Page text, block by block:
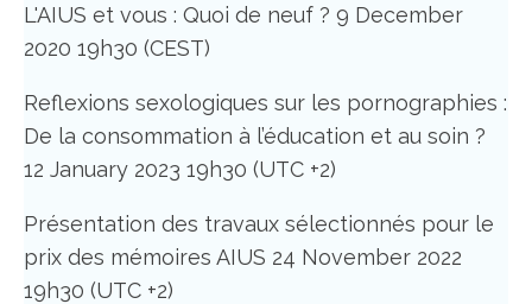
L'AIUS et vous : Quoi de neuf ? 9 December
2020 19h30 (CEST)
Reflexions sexologiques sur les pornographies :
De la consommation à l’éducation et au soin ?
12 January 2023 19h30 (UTC +2)
Présentation des travaux sélectionnés pour le
prix des mémoires AIUS 24 November 2022
19h30 (UTC +2)